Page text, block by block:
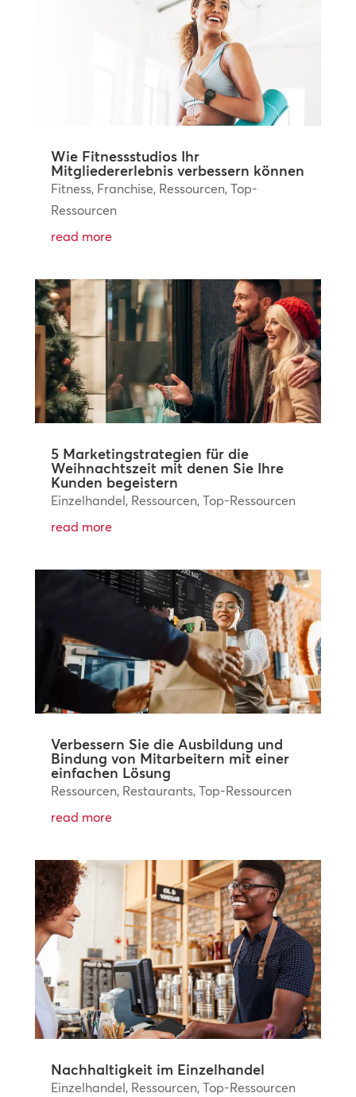
Wie Fitnessstudios Ihr
Mitgliedererlebnis verbessern können
Fitness, Franchise, Ressourcen, Top-
Ressourcen
read more
5 Marketingstrategien für die
Weihnachtszeit mit denen Sie Ihre
Kunden begeistern
Einzelhandel, Ressourcen, Top-Ressourcen
read more
Verbessern Sie die Ausbildung und
Bindung von Mitarbeitern mit einer
einfachen Lösung
Ressourcen, Restaurants, Top-Ressourcen
read more
Nachhaltigkeit im Einzelhandel
Einzelhandel, Ressourcen, Top-Ressourcen